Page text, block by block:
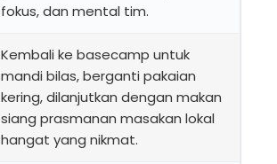
fokus, dan mental tim.
Kembali ke basecamp untuk
mandi bilas, berganti pakaian
kering, dilanjutkan dengan makan
siang prasmanan masakan lokal
hangat yang nikmat.